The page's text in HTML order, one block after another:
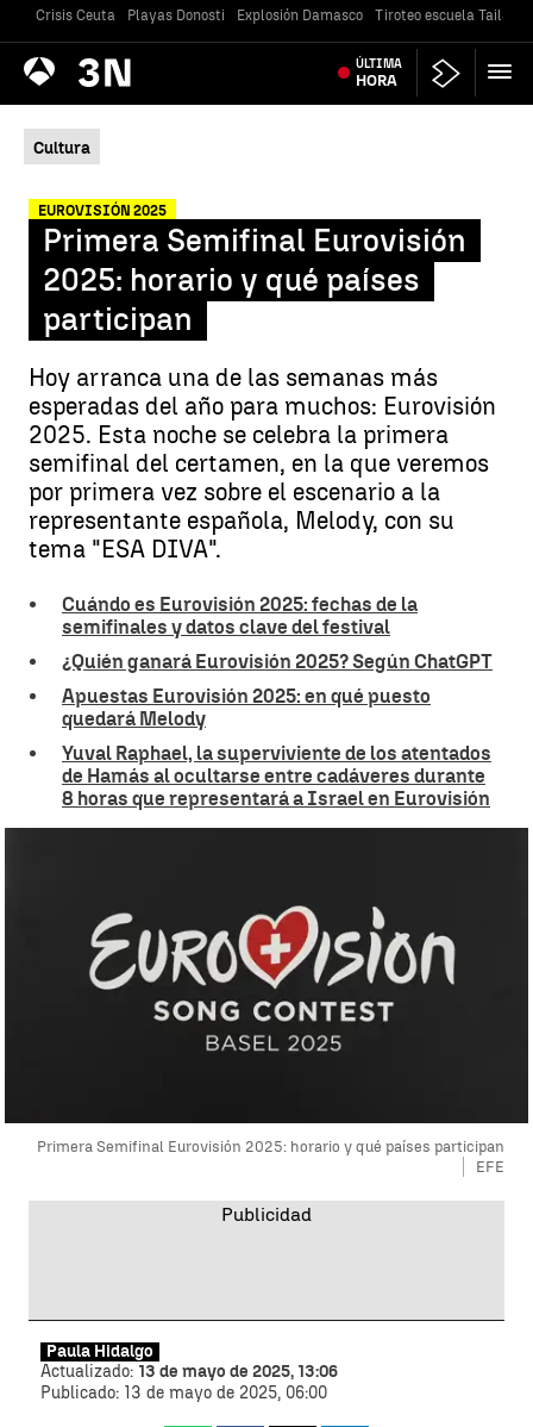
Crisis Ceuta Playas Donosti Explosión Damasco Tiroteo escuela
Antena
3 Noticias ÚLTIMA
HORA
Cultura
EUROVISIÓN 2025
Primera Semifinal Eurovisión
2025: horario y qué países
participan
Hoy arranca una de las semanas más
esperadas del año para muchos: Eurovisión
2025. Esta noche se celebra la primera
semifinal del certamen, en la que veremos
por primera vez sobre el escenario a la
representante española, Melody, con su
tema "ESA DIVA".
Cuándo es Eurovisión 2025: fechas de la
semifinales y datos clave del festival
¿Quién ganará Eurovisión 2025? Según ChatGPT
Apuestas Eurovisión 2025: en qué puesto
quedará Melody
Yuval Raphael, la superviviente de los atentados
de Hamás al ocultarse entre cadáveres durante
8 horas que representará a Israel en Eurovisión
Primera Semifinal Eurovisión 2025: horario y qué países participan
EFE
Paula Hidalgo
Actualizado: 13 de mayo de 2025, 13:06
Publicado: 13 de mayo de 2025, 06:00